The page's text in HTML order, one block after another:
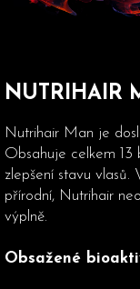
NUTRIHAIR
Nutrihair Man je
Obsahuje celkem 13
zlepšení stavu vlasů.
přírodní, Nutrihair
výplně.
Obsažené